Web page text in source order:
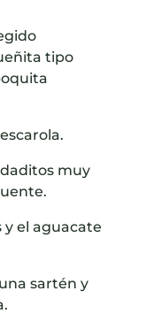
tipo
muy
y el aguacate
sartén y